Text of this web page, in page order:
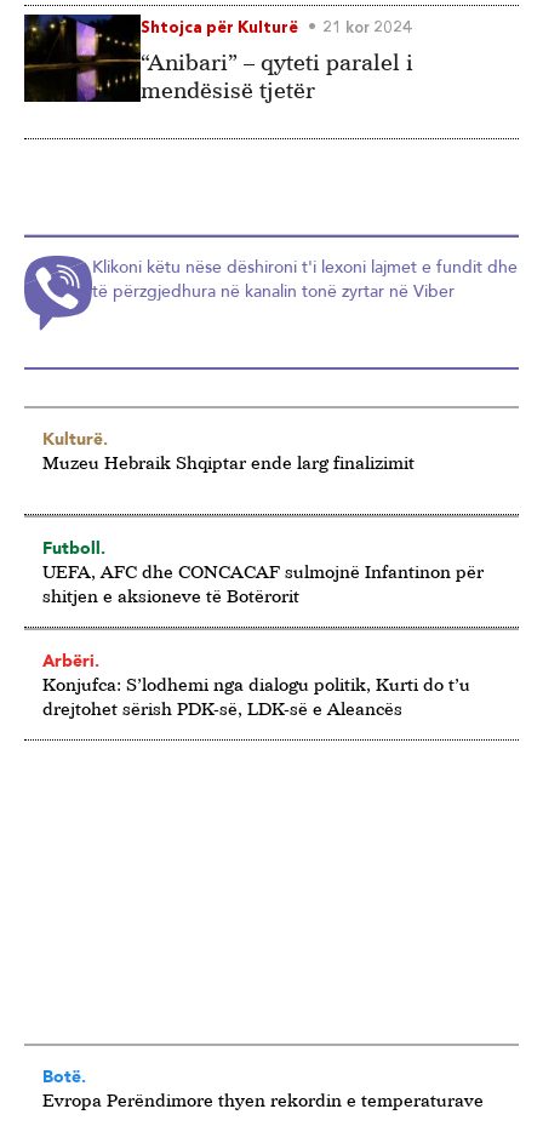
Shtojca për Kulturë 21 kor 2024
“Anibari” – qyteti paralel i
mendësisë tjetër
Klikoni këtu nëse dëshironi t'i lexoni lajmet e fundit dhe
të përzgjedhura në kanalin tonë zyrtar në Viber
Kulturë.
Muzeu Hebraik Shqiptar ende larg finalizimit
Futboll.
UEFA, AFC dhe CONCACAF sulmojnë Infantinon për
shitjen e aksioneve të Botërorit
Arbëri.
Konjufca: S’lodhemi nga dialogu politik, Kurti do t’u
drejtohet sërish PDK-së, LDK-së e Aleancës
Botë.
Evropa Perëndimore thyen rekordin e temperaturave